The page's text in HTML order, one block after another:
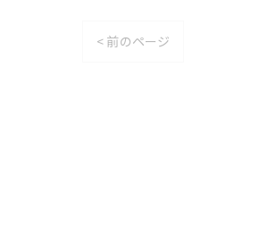
< 前のページ